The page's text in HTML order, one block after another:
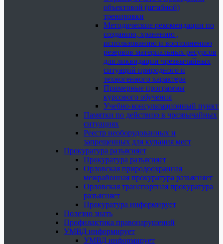
объектовой (штабной)
тренировки
Методические рекомендации по
созданию, хранению ,
использованию и восполнению
резервов материальных ресурсов
для ликвидации чрезвычайных
ситуаций природного и
техногенного характера
Примерные программы
курсового обучения
Учебно-консультационный пункт
Памятки по действию в чрезвычайных
ситуациях
Реестр необорудованных и
запрещенных для купания мест
Прокуратура разъясняет
Прокуратура разъясняет
Орловская природоохранная
межрайонная прокуратура разъясняет
Орловская транспортная прокуратура
разъясняет
Прокуратура информирует
Полезно знать
Профилактика правонарушений
УМВД информирует
УМВД информирует